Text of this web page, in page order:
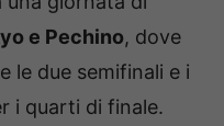
e Pechino, dove
le due semifinali e i
i quarti di finale.